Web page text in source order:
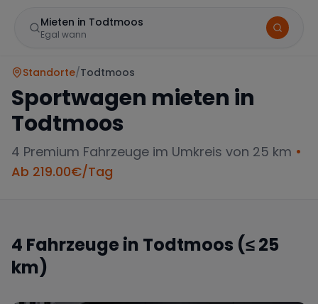
Mieten in Todtmoos
Egal wann
Standorte/Todtmoos
Sportwagen mieten in
Todtmoos
4 Premium Fahrzeuge im Umkreis von 25 km •
Ab 219.00€/Tag
4 Fahrzeuge in Todtmoos (≤ 25
km)